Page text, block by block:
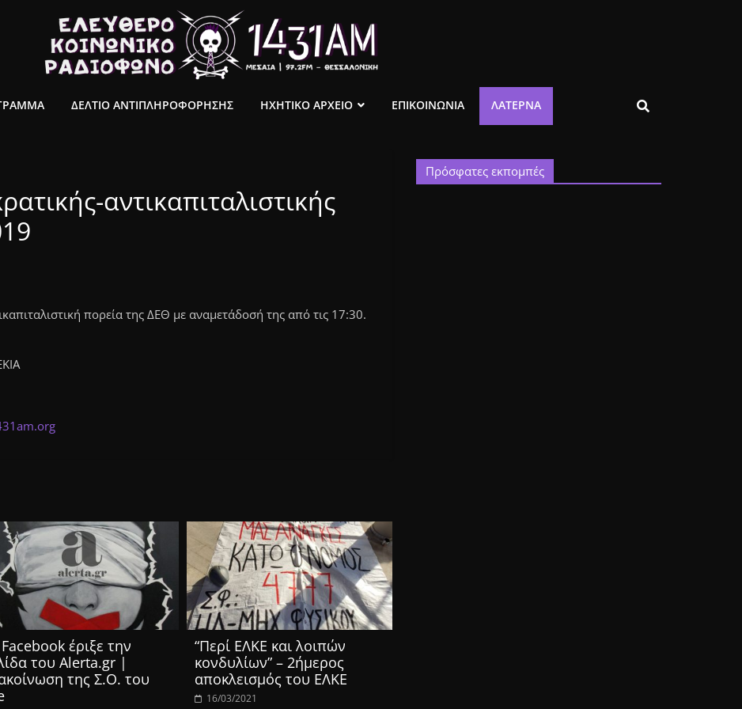
ΔΕΛΤΙΟ ΑΝΤΙΠΛΗΡΟΦΟΡΗΣΗΣ ΗΧΗΤΙΚΟ ΑΡΧΕΙΟ ΕΠΙΚΟΙΝΩΝΙΑ ΛΑΤΈΡΝΑ
αντικαπιταλιστικής
πορεία της ΔΕΘ με αναμετάδοσή της από τις 17:30.
έριξε την
του Alerta.gr |
της Σ.Ο. του
“Περί ΕΛΚΕ και λοιπών
κονδυλίων” – 2ήμερος
αποκλεισμός του ΕΛΚΕ
16/03/2021
Πρόσφατες εκπομπές